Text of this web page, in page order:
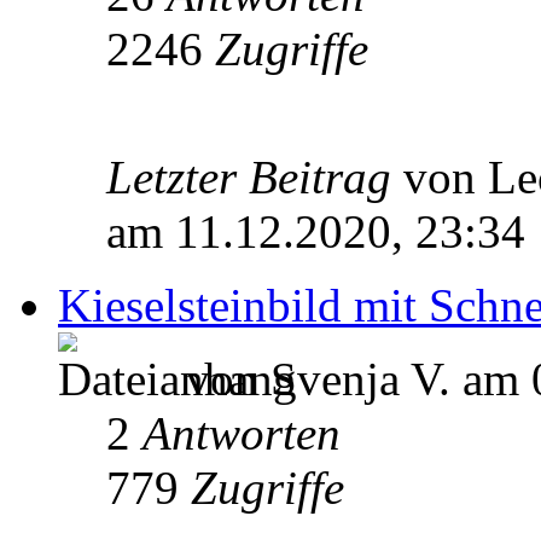
2246 Zugriffe
Letzter Beitrag von
am 11.12.2020, 23:34
Kieselsteinbild mit
von Svenja V. am
2Antworten
779 Zugriffe